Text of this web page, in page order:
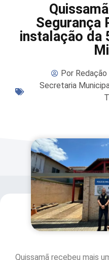
Segurança
instalação da
PorRedação
Secretaria
Quissamã recebeu mais